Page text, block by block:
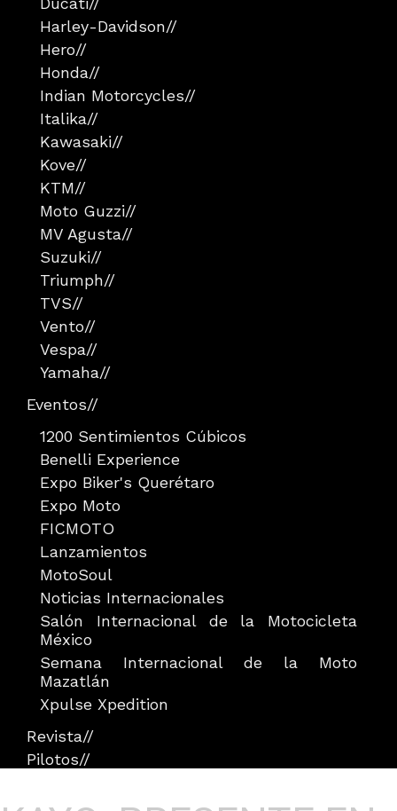
Harley-Davidson//
Hero//
Honda//
Indian Motorcycles//
Italika//
Kawasaki//
Kove//
KTM//
Moto Guzzi//
MV Agusta//
Suzuki//
Triumph//
TVS//
Vento//
Vespa//
Yamaha//
Eventos//
1200 Sentimientos Cúbicos
Benelli Experience
Expo Biker's Querétaro
Expo Moto
FICMOTO
Lanzamientos
MotoSoul
Noticias Internacionales
Salón Internacional de la Motocicleta
México
Semana Internacional de la Moto
Mazatlán
Xpulse Xpedition
Revista//
Pilotos//